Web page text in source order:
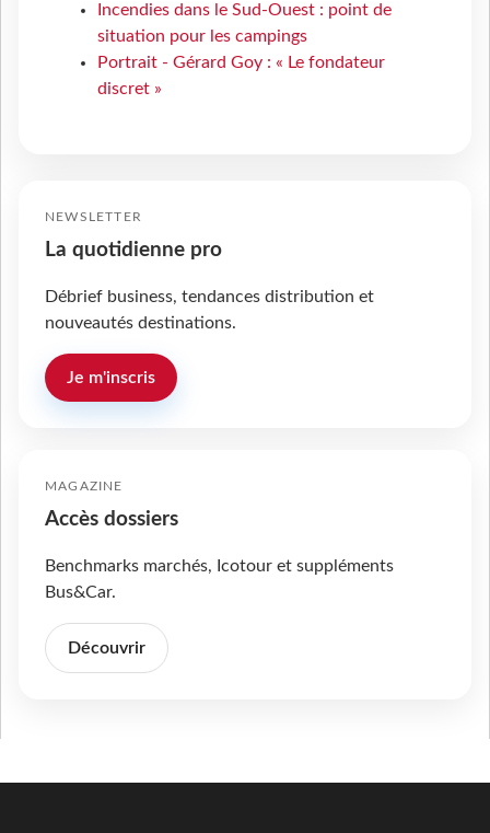
Incendies dans le Sud-Ouest : point de
situation pour les campings
Portrait - Gérard Goy : « Le fondateur
discret »
NEWSLETTER
La quotidienne pro
Débrief business, tendances distribution et
nouveautés destinations.
Je m'inscris
MAGAZINE
Accès dossiers
Benchmarks marchés, Icotour et suppléments
Bus&Car.
Découvrir